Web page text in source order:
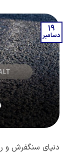
19
دسامبر
دنیای سنگفرش و